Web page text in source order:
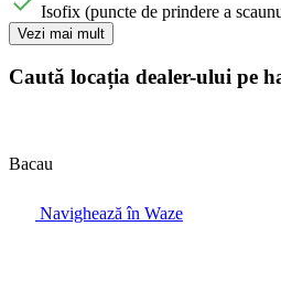
Isofix (puncte de prindere a
Vezi mai mult
Caută locația dealer-ului pe
Bacau
Navighează în Waze